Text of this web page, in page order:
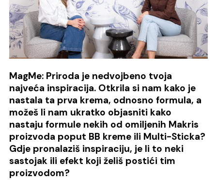
MagMe: Priroda je nedvojbeno tvoja
najveća inspiracija. Otkrila si nam kako je
nastala ta prva krema, odnosno formula, a
možeš li nam ukratko objasniti kako
nastaju formule nekih od omiljenih Makris
proizvoda poput BB kreme ili Multi-Sticka?
Gdje pronalaziš inspiraciju, je li to neki
sastojak ili efekt koji želiš postići tim
proizvodom?